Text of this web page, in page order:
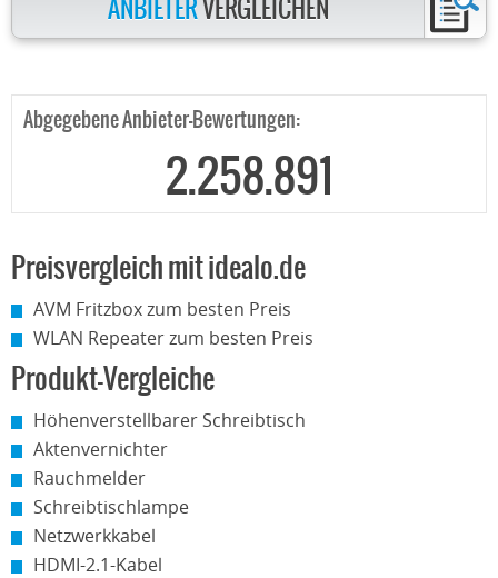
ANBIETERVERGLEICHEN
Abgegebene Anbieter-Bewertungen:
2.258.891
Preisvergleich mit idealo.de
AVM Fritzbox zum besten Preis
WLAN Repeater zum besten Preis
Produkt-Vergleiche
Höhenverstellbarer Schreibtisch
Aktenvernichter
Rauchmelder
Schreibtischlampe
Netzwerkkabel
HDMI-2.1-Kabel